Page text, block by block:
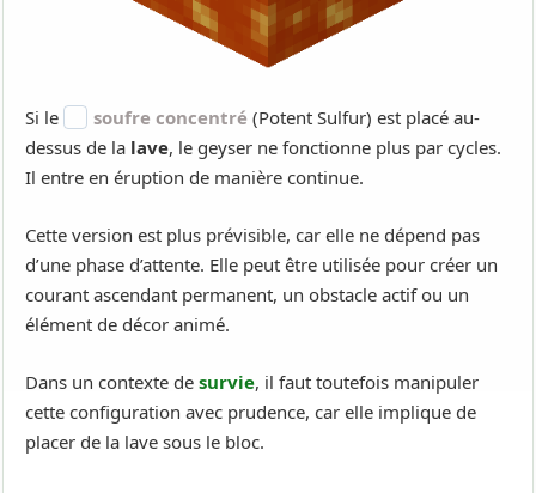
Si le soufre concentré (Potent Sulfur) est placé au-
dessus de la lave, le geyser ne fonctionne plus par cycles.
Il entre en éruption de manière continue.
Cette version est plus prévisible, car elle ne dépend pas
d’une phase d’attente. Elle peut être utilisée pour créer un
courant ascendant permanent, un obstacle actif ou un
élément de décor animé.
Dans un contexte de survie, il faut toutefois manipuler
cette configuration avec prudence, car elle implique de
placer de la lave sous le bloc.